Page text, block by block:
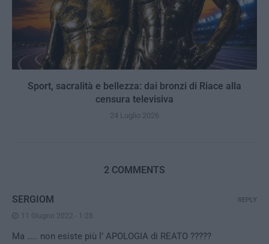
Sport, sacralità e bellezza: dai bronzi di Riace alla
censura televisiva
24 Luglio 2026
2 COMMENTS
SERGIOM
11 Giugno 2022 - 1:28
Ma ….. non esiste più l’ APOLOGIA di REATO ?????
REPLY